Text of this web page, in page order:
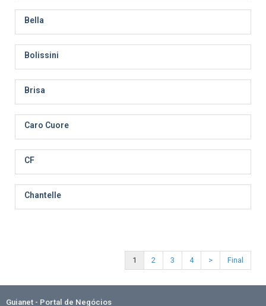
Bella
Bolissini
Brisa
Caro Cuore
CF
Chantelle
1 2 3 4 > Final
Guianet - Portal de Negócios